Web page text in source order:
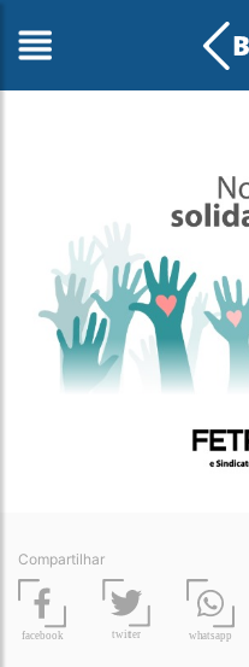
Compartilhar
facebook twitter whatsapp